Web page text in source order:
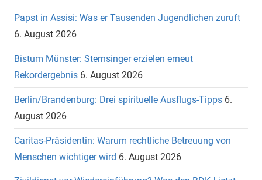
Papst in Assisi: Was er Tausenden Jugendlichen zuruft
6. August 2026
Bistum Münster: Sternsinger erzielen erneut
Rekordergebnis 6. August 2026
Berlin/Brandenburg: Drei spirituelle Ausflugs-Tipps 6.
August 2026
Caritas-Präsidentin: Warum rechtliche Betreuung von
Menschen wichtiger wird 6. August 2026